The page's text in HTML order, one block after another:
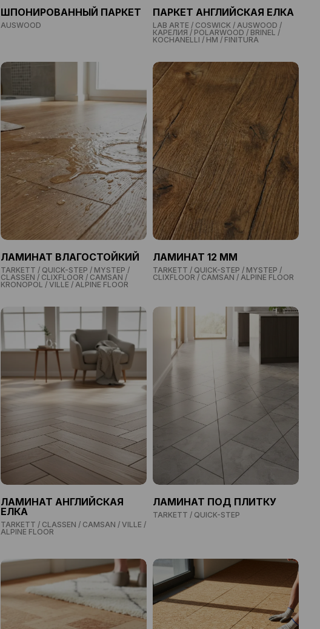
ШПОНИРОВАННЫЙ ПАРКЕТ
AUSWOOD
ПАРКЕТ АНГЛИЙСКАЯ ЕЛКА
LAB ARTE / COSWICK / AUSWOOD /
КАРЕЛИЯ / POLARWOOD / BRINEL /
KOCHANELLI / HM / FINITURA
ЛАМИНАТ ВЛАГОСТОЙКИЙ
TARKETT / QUICK-STEP / MYSTEP /
CLASSEN / CLIXFLOOR / CAMSAN /
KRONOPOL / VILLE / ALPINE FLOOR
ЛАМИНАТ 12 ММ
TARKETT / QUICK-STEP / MYSTEP /
CLIXFLOOR / CAMSAN / ALPINE FLOOR
ЛАМИНАТ АНГЛИЙСКАЯ
ЕЛКА
TARKETT / CLASSEN / CAMSAN / VILLE /
ALPINE FLOOR
ЛАМИНАТ ПОД ПЛИТКУ
TARKETT / QUICK-STEP